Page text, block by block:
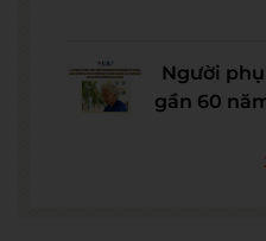
Người
gần 60